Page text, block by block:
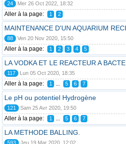
24 Mer 26 Oct 2022, 18:32
Aller à la page: 1 2
MAINTENANCE D'UN AQUARIUM
88 Ven 20 Nov 2020, 15:50
Aller à la page: 1 2 3 4 5
LA VODKA ET LE REACTEUR A
117 Lun 05 Oct 2020, 18:35
Aller à la page: 1 ... 5 6 7
Le pH ou potentiel Hydrogène
121 Sam 25 Avr 2020, 19:50
Aller à la page: 1 ... 5 6 7
LA METHODE BALLING.
593 Jeu 19 Mar 2020, 12:02